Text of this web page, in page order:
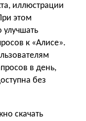
иллюстрации
этом
к «Алисе».
в день,
без
скачать